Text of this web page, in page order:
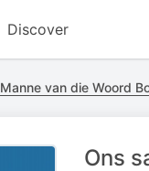
Discover
Manne van die Woord
Ons